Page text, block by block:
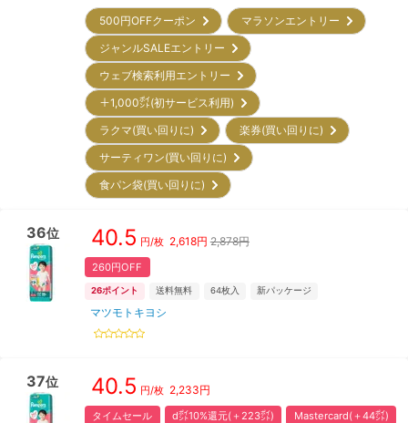
500円OFFクーポン
マラソンエントリー
ジャンルSALEエントリー
ウェブ検索利用エントリー
＋1,000㌽(初サービス利用)
ラクマ(買い回りに)
楽券(買い回りに)
サーティワン(買い回りに)
食パン袋(買い回りに)
36位 40.5 円/枚 2,618円 2,878円
260円OFF
26ポイント 送料無料 64枚入 新パッケージ
マツモトキヨシ
37位 40.5 円/枚 2,233円
タイムセール d㌽10%還元(＋223㌽) Mastercard(＋44㌽)